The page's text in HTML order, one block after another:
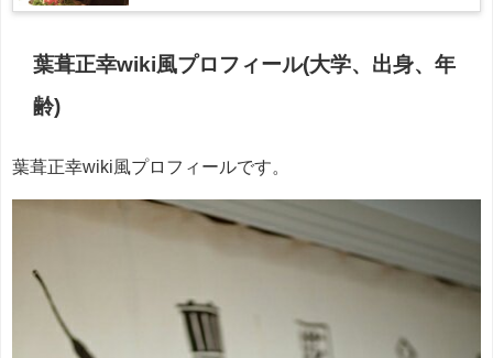
葉葺正幸wiki風プロフィール(大学、出身、年
齢)
葉葺正幸wiki風プロフィールです。